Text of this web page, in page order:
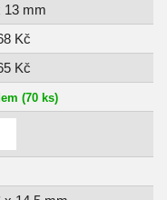
13 mm
Kč
Kč
(70 ks)